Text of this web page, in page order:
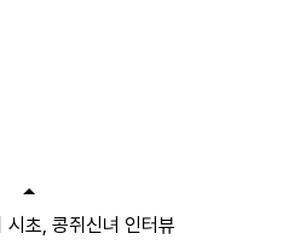
초, 콩쥐신녀 인터뷰